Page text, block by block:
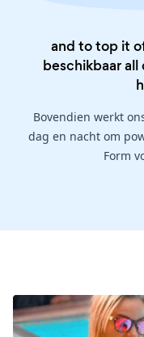
and to top it
beschikbaar all
Bovendien werkt
dag en nacht om
Form